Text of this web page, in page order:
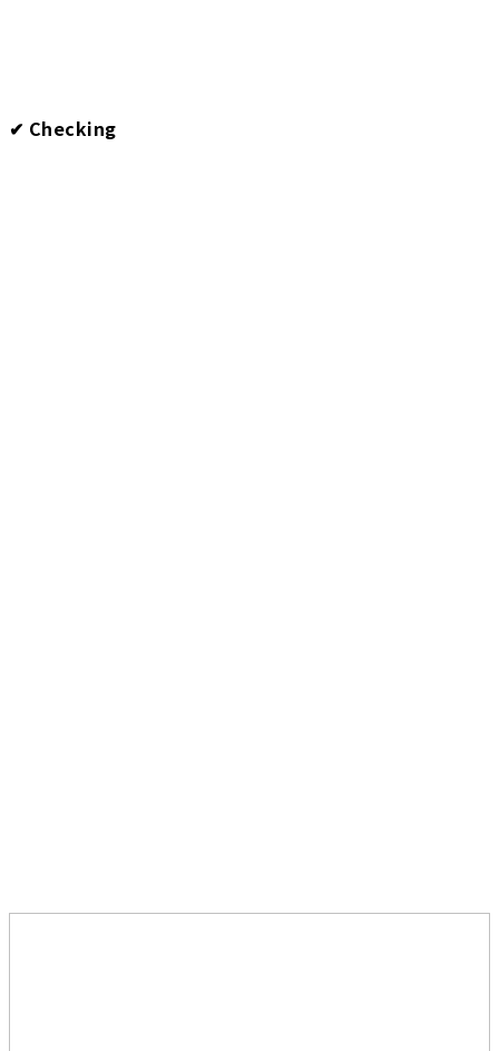
✔︎ Checking